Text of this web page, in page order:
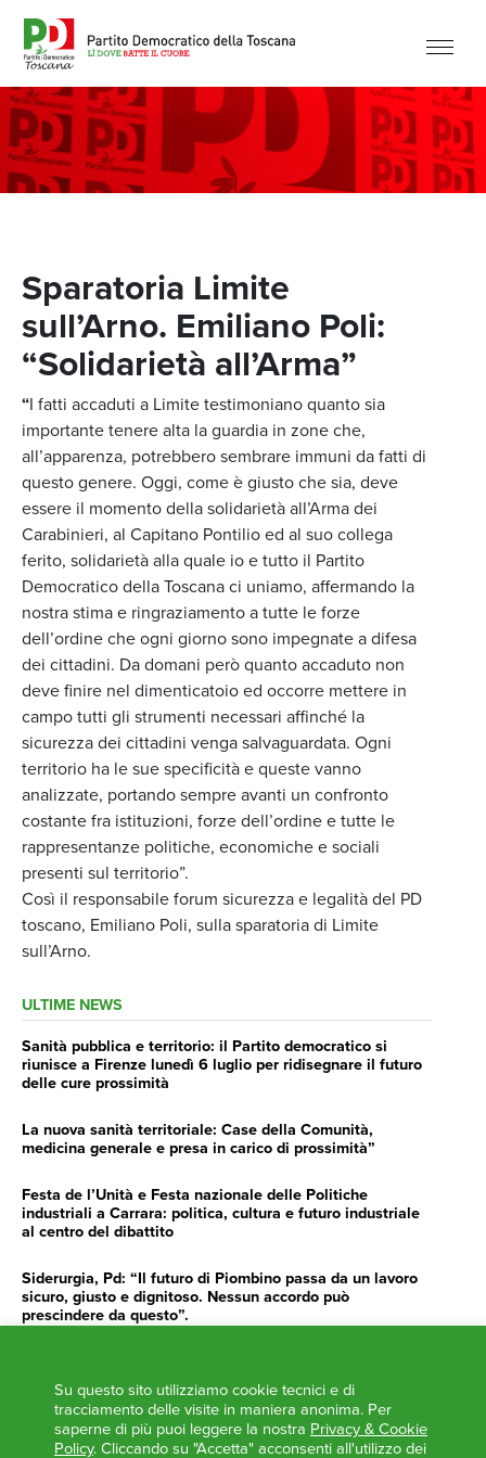
Sparatoria Limite
sull’Arno. Emiliano Poli:
“Solidarietà all’Arma”
“I fatti accaduti a Limite testimoniano quanto sia
importante tenere alta la guardia in zone che,
all’apparenza, potrebbero sembrare immuni da fatti di
questo genere. Oggi, come è giusto che sia, deve
essere il momento della solidarietà all’Arma dei
Carabinieri, al Capitano Pontilio ed al suo collega
ferito, solidarietà alla quale io e tutto il Partito
Democratico della Toscana ci uniamo, affermando la
nostra stima e ringraziamento a tutte le forze
dell’ordine che ogni giorno sono impegnate a difesa
dei cittadini. Da domani però quanto accaduto non
deve finire nel dimenticatoio ed occorre mettere in
campo tutti gli strumenti necessari affinché la
sicurezza dei cittadini venga salvaguardata. Ogni
territorio ha le sue specificità e queste vanno
analizzate, portando sempre avanti un confronto
costante fra istituzioni, forze dell’ordine e tutte le
rappresentanze politiche, economiche e sociali
presenti sul territorio”.
Così il responsabile forum sicurezza e legalità del PD
toscano, Emiliano Poli, sulla sparatoria di Limite
sull’Arno.
ULTIME NEWS
Sanità pubblica e territorio: il Partito democratico si
riunisce a Firenze lunedì 6 luglio per ridisegnare il futuro
delle cure prossimità
La nuova sanità territoriale: Case della Comunità,
medicina generale e presa in carico di prossimità”
Festa de l’Unità e Festa nazionale delle Politiche
industriali a Carrara: politica, cultura e futuro industriale
al centro del dibattito
Siderurgia, Pd: “Il futuro di Piombino passa da un lavoro
sicuro, giusto e dignitoso. Nessun accordo può
prescindere da questo”.
impegno e determinazione delle istituzioni”
AGENDA
Su questo sito utilizziamo cookie tecnici e di
tracciamento delle visite in maniera anonima. Per
saperne di più puoi leggere la nostra Privacy & Cookie
Policy. Cliccando su "Accetta" acconsenti all'utilizzo dei